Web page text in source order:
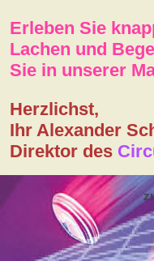
Erleben Sie
Lachen und
Sie in unserer
Herzlichst,
Ihr Alexander
Direktor des